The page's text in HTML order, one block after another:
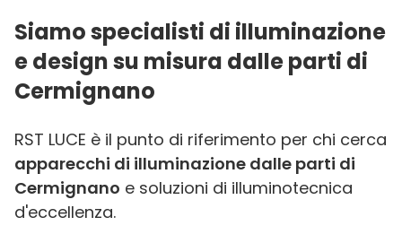
Siamo specialisti di illuminazione
e design su misura dalle parti di
Cermignano
RST LUCE è il punto di riferimento per chi cerca
apparecchi di illuminazione dalle parti di
Cermignano e soluzioni di illuminotecnica
d'eccellenza.